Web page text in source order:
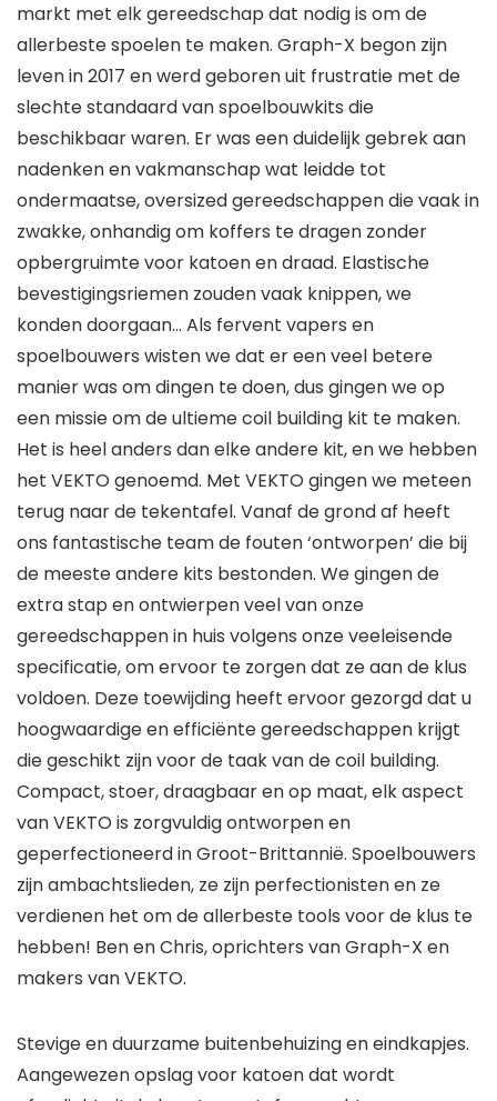
markt met elk gereedschap dat nodig is om de
allerbeste spoelen te maken. Graph-X begon zijn
leven in 2017 en werd geboren uit frustratie met de
slechte standaard van spoelbouwkits die
beschikbaar waren. Er was een duidelijk gebrek aan
nadenken en vakmanschap wat leidde tot
ondermaatse, oversized gereedschappen die vaak in
zwakke, onhandig om koffers te dragen zonder
opbergruimte voor katoen en draad. Elastische
bevestigingsriemen zouden vaak knippen, we
konden doorgaan… Als fervent vapers en
spoelbouwers wisten we dat er een veel betere
manier was om dingen te doen, dus gingen we op
een missie om de ultieme coil building kit te maken.
Het is heel anders dan elke andere kit, en we hebben
het VEKTO genoemd. Met VEKTO gingen we meteen
terug naar de tekentafel. Vanaf de grond af heeft
ons fantastische team de fouten ‘ontworpen’ die bij
de meeste andere kits bestonden. We gingen de
extra stap en ontwierpen veel van onze
gereedschappen in huis volgens onze veeleisende
specificatie, om ervoor te zorgen dat ze aan de klus
voldoen. Deze toewijding heeft ervoor gezorgd dat u
hoogwaardige en efficiënte gereedschappen krijgt
die geschikt zijn voor de taak van de coil building.
Compact, stoer, draagbaar en op maat, elk aspect
van VEKTO is zorgvuldig ontworpen en
geperfectioneerd in Groot-Brittannië. Spoelbouwers
zijn ambachtslieden, ze zijn perfectionisten en ze
verdienen het om de allerbeste tools voor de klus te
hebben! Ben en Chris, oprichters van Graph-X en
makers van VEKTO.
Stevige en duurzame buitenbehuizing en eindkapjes.
Aangewezen opslag voor katoen dat wordt